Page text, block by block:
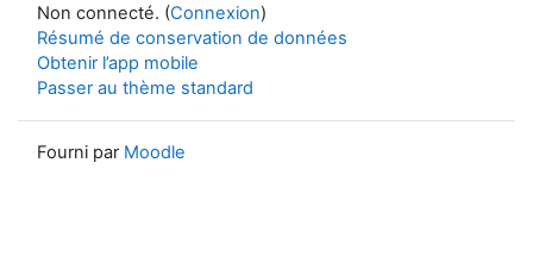
Non connecté. (Connexion)
Résumé de conservation de données
Obtenir l’app mobile
Passer au thème standard
Fourni par Moodle